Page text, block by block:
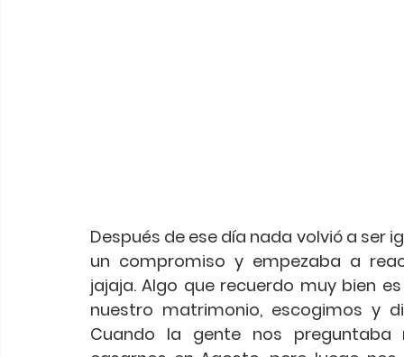
Después de ese día nada volvió a ser
un compromiso y empezaba a
jajaja. Algo que recuerdo muy bien
nuestro matrimonio, escogimos y
Cuando la gente nos preguntaba